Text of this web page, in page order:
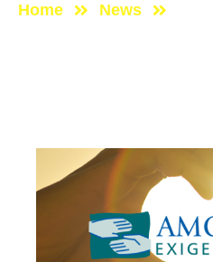
Home News